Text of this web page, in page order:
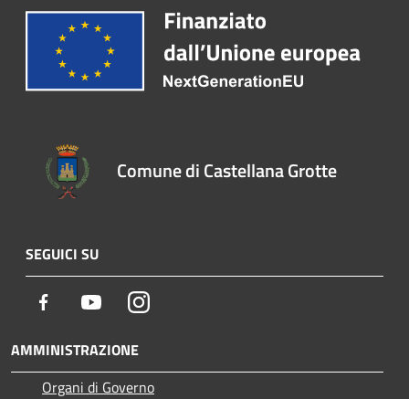
Comune di Castellana Grotte
SEGUICI SU
Facebook YoutubeInstagram
AMMINISTRAZIONE
Organi di Governo